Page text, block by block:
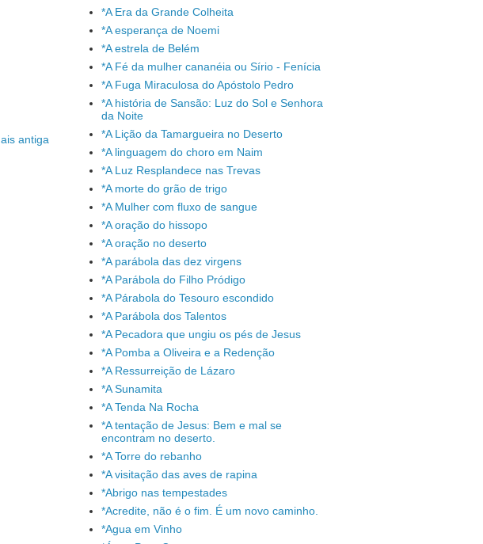
antiga
*A Era da Grande Colheita
*A esperança de Noemi
*A estrela de Belém
*A Fé da mulher cananéia ou Sírio - Fenícia
*A Fuga Miraculosa do Apóstolo Pedro
*A história de Sansão: Luz do Sol e Senhora
da Noite
*A Lição da Tamargueira no Deserto
*A linguagem do choro em Naim
*A Luz Resplandece nas Trevas
*A morte do grão de trigo
*A Mulher com fluxo de sangue
*A oração do hissopo
*A oração no deserto
*A parábola das dez virgens
*A Parábola do Filho Pródigo
*A Párabola do Tesouro escondido
*A Parábola dos Talentos
*A Pecadora que ungiu os pés de Jesus
*A Pomba a Oliveira e a Redenção
*A Ressurreição de Lázaro
*A Sunamita
*A Tenda Na Rocha
*A tentação de Jesus: Bem e mal se
encontram no deserto.
*A Torre do rebanho
*A visitação das aves de rapina
*Abrigo nas tempestades
*Acredite, não é o fim. É um novo caminho.
*Agua em Vinho